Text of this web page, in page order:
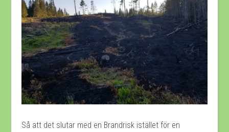
Så att det slutar med en Brandrisk istället för en